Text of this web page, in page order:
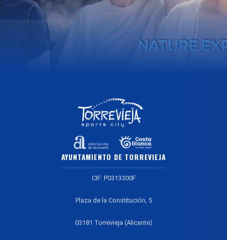
AYUNTAMIENTO DE TORREVIEJA
CIF: P0313300F
Plaza de la Constitución, 5
03181 Torrevieja (Alicante)